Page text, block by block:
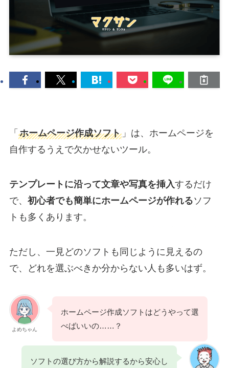
「 ホームページ作成ソフト」は、ホームページを
自作するうえで欠かせないツール。
テンプレートに沿って文章や写真を挿入するだけ
で、 初心者でも簡単にホームページが作れるソフ
トも多くあります。
ただし、一見どのソフトも同じように見えるの
で、どれを選ぶべきか分からない人も多いはず。
よめちゃん
ホームページ作成ソフトはどうやって選
べばいいの……？
ソフトの選び方から解説するから安心し